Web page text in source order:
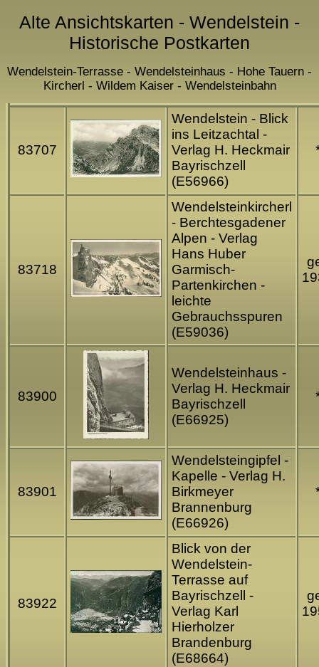
Alte Ansichtskarten - Wendelstein -
Historische Postkarten
Wendelstein-Terrasse - Wendelsteinhaus - Hohe Tauern -
Kircherl - Wildem Kaiser - Wendelsteinbahn
83707
Wendelstein - Blick
ins Leitzachtal -
Verlag H. Heckmair
Bayrischzell
(E56966)
83718
Wendelsteinkircherl
- Berchtesgadener
Alpen - Verlag
Hans Huber
Garmisch-
Partenkirchen -
leichte
Gebrauchsspuren
(E59036)
83900
Wendelsteinhaus -
Verlag H. Heckmair
Bayrischzell
(E66925)
83901
Wendelsteingipfel -
Kapelle - Verlag H.
Birkmeyer
Brannenburg
(E66926)
83922
Blick von der
Wendelstein-
Terrasse auf
Bayrischzell -
Verlag Karl
Hierholzer
Brandenburg
(E68664)